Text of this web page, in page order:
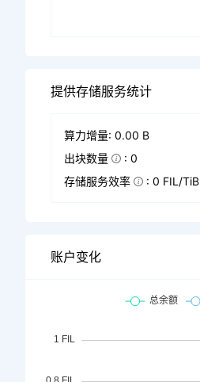
提供存储服务统计
算力增量: 0.00 B
出块数量
: 0
存储服务效率
: 0 FIL/TiB
账户变化